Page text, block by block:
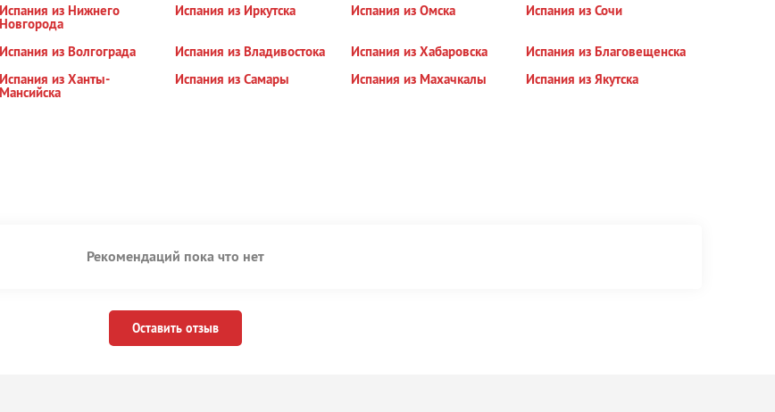
Испания из Нижнего
Новгорода
Испания из Иркутска Испания из Омска Испания из Сочи
Испания из Волгограда Испания из Владивостока Испания из Хабаровска
Испания из Благовещенска
Испания из Ханты-
Мансийска
Испания из Самары Испания из Махачкалы Испания из Якутска
Рекомендаций пока что нет
Оставить отзыв